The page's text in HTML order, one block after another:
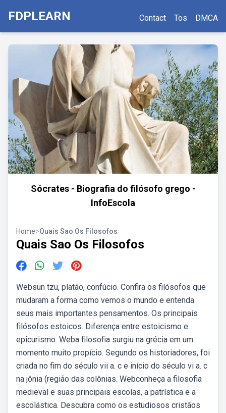
FDPLEARN Contact Tos DMCA
Sócrates - Biografia do filósofo grego -
InfoEscola
Home>Quais Sao Os Filosofos
Quais Sao Os Filosofos
Websun tzu, platão, confúcio. Confira os filósofos que
mudaram a forma como vemos o mundo e entenda
seus mais importantes pensamentos. Os principais
filósofos estoicos. Diferença entre estoicismo e
epicurismo. Weba filosofia surgiu na grécia em um
momento muito propício. Segundo os historiadores, foi
criada no fim do século vii a. c e início do século vi a. c
na jônia (região das colônias. Webconheça a filosofia
medieval e suas principais escolas, a patrística e a
escolástica. Descubra como os estudiosos cristãos